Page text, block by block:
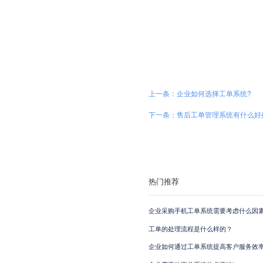
上一条：企业如何选择工单系统?
下一条：售后工单管理系统有什么好
热门推荐
企业采购手机工单系统需要考虑什么因
工单的处理流程是什么样的？
企业如何通过工单系统提高客户服务效